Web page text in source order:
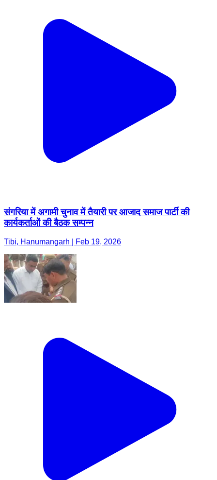
संगरिया में अगामी चुनाव में तैयारी पर आजाद समाज पार्टी की
कार्यकर्ताओं की बैठक सम्पन्न
Tibi, Hanumangarh | Feb 19, 2026